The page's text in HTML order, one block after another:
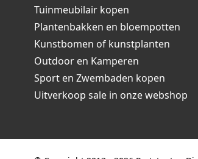
Tuinmeubilair kopen
Plantenbakken en bloempotten
Kunstbomen of kunstplanten
Outdoor en Kamperen
Sport en Zwembaden kopen
Uitverkoop sale in onze webshop